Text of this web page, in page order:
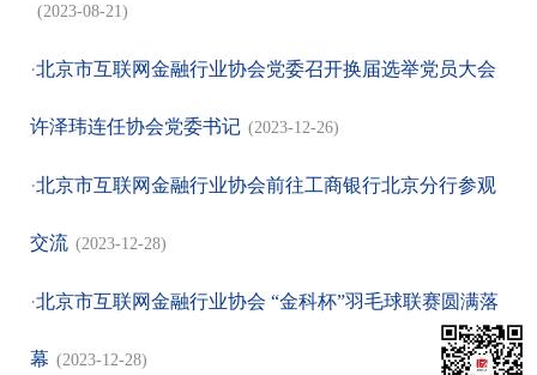
(2023-08-21)
·北京市互联网金融行业协会党委召开换届选举党员大会
许泽玮连任协会党委书记 (2023-12-26)
·北京市互联网金融行业协会前往工商银行北京分行参观
交流 (2023-12-28)
·北京市互联网金融行业协会 “金科杯”羽毛球联赛圆满落
幕 (2023-12-28)